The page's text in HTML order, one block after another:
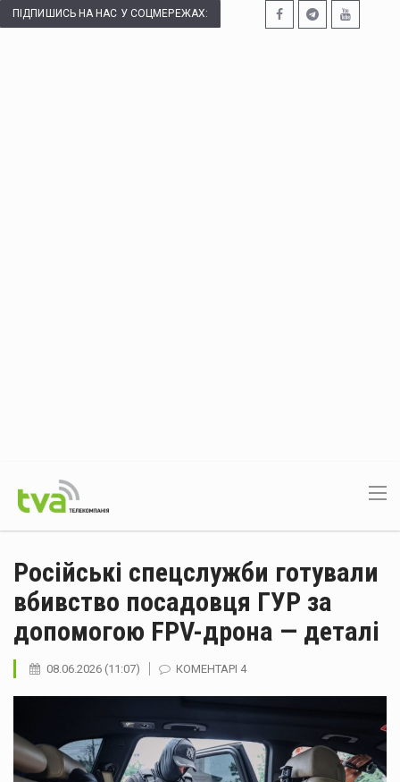
ПІДПИШИСЬ НА НАС У СОЦМЕРЕЖАХ:
Російські спецслужби готували
вбивство посадовця ГУР за
допомогою FPV-дрона — деталі
08.06.2026 (11:07) КОМЕНТАРІ 4